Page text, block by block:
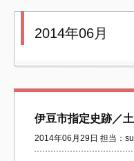
2014年06月
伊豆市指定史跡／
2014年06月29日 担当：